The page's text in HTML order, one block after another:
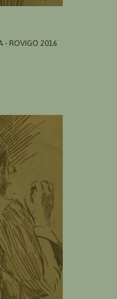
- ROVIGO 2016